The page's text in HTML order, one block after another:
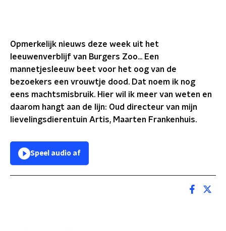
Opmerkelijk nieuws deze week uit het
leeuwenverblijf van Burgers Zoo... Een
mannetjesleeuw beet voor het oog van de
bezoekers een vrouwtje dood. Dat noem ik nog
eens machtsmisbruik. Hier wil ik meer van weten en
daarom hangt aan de lijn: Oud directeur van mijn
lievelingsdierentuin Artis, Maarten Frankenhuis.
Speel audio af